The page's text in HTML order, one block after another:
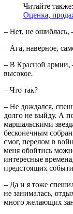
Читайте также:
Оценка,
– Нет, не ошиблась,
– Ага, наверное,
– В Красной армии,
высокое.
– Что так?
– Не дождался,
долго не выйду. А
маршальскими
бесконечным
смог, перелом в
меня обойтись
интересные
предстоящих
– Да и я тоже
не занималась,
много желающих